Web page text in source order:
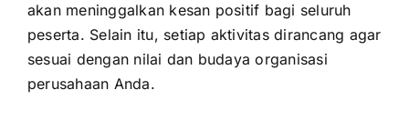
akan meninggalkan kesan positif bagi seluruh
peserta. Selain itu, setiap aktivitas dirancang agar
sesuai dengan nilai dan budaya organisasi
perusahaan Anda.